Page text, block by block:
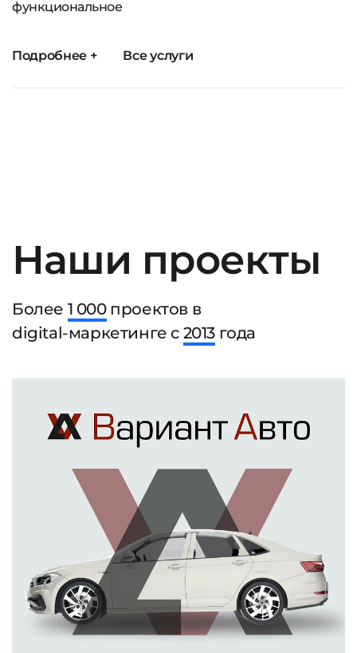
функциональное
Подробнее + Все услуги
Наши проекты
Более 1 000проектов в
digital-маркетинге с 2013 года